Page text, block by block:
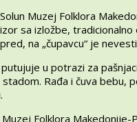
sa izložbe, tradicionalno
na „čupavcu“ je
u potrazi za
Rađa i čuva